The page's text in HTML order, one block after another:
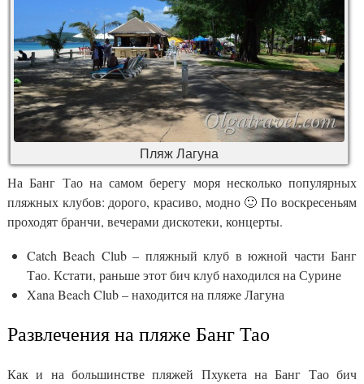
Пляж Лагуна
На Банг Тао на самом берегу моря несколько популярных
пляжных клубов: дорого, красиво, модно 🙂 По воскресеньям
проходят бранчи, вечерами дискотеки, концерты.
Catch Beach Club – пляжный клуб в южной части Банг
Тао. Кстати, раньше этот бич клуб находился на Сурине
Xana Beach Club – находится на пляже Лагуна
Развлечения на пляже Банг Тао
Как и на большинстве пляжей Пхукета на Банг Тао бич